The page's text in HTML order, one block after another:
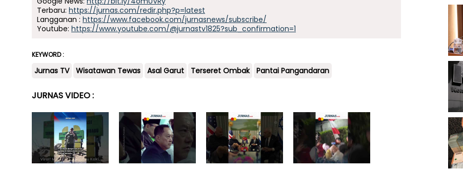
Terbaru: https://jurnas.com/redir.php?p=latest
Langganan : https://www.facebook.com/jurnasnews/subscribe/
Youtube: https://www.youtube.com/@jurnastv1825?sub_confirmation=1
KEYWORD :
Jurnas TV Wisatawan Tewas Asal Garut Terseret Ombak Pantai Pangandaran
JURNAS VIDEO :